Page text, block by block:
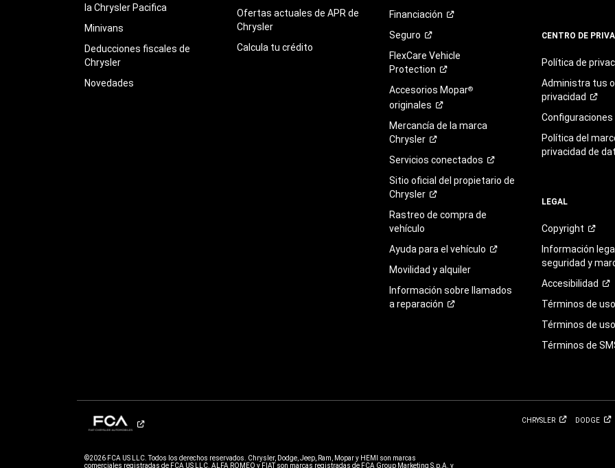
la Chrysler Pacifica
Minivans
Deducciones fiscales de
Chrysler
Novedades
Ofertas actuales de APR de
Chrysler
Calcula tu crédito
Financiación
Seguro
FlexCare Vehicle
Protection
Accesorios Mopar®
originales
Mercancía de la marca
Chrysler
Servicios conectados
Sitio oficial del propietario de
Chrysler
Rastreo de compra de
vehículo
Ayuda para el vehículo
Movilidad y alquiler
Información sobre llamados
a reparación
CENTRO DE
Política de
Administra tus
privacidad
Configuraciones
Política del
privacidad de
LEGAL
Copyright
Información
seguridad y
Accesibilidad
Términos deuso
Términos de
Términos de
CHRYSLER DODGE
©2026 FCA US LLC. Todos los derechos reservados. Chrysler, Dodge, Jeep, Ram, Mopar y HEMI son marcas
comerciales registradas de FCA US LLC. ALFA ROMEO y FIAT son marcas registradas de FCA Group Marketing S.p.A. y